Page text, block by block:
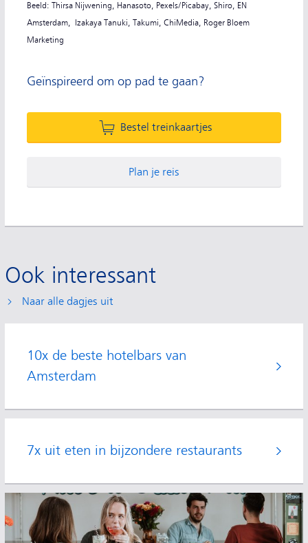
Beeld: Thirsa Nijwening, Hanasoto, Pexels/Picabay, Shiro, EN
Amsterdam, Izakaya Tanuki, Takumi, ChiMedia, Roger Bloem
Marketing
Geïnspireerd om op pad te gaan?
Bestel treinkaartjes
Plan je reis
Ook interessant
Naar alle dagjes uit
10x de beste hotelbars van
Amsterdam
7x uit eten in bijzondere restaurants